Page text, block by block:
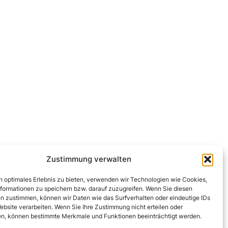
Zustimmung verwalten
optimales Erlebnis zu bieten, verwenden wir Technologien wie Cookies,
zu speichern bzw. darauf zuzugreifen. Wenn Sie diesen
zustimmen, können wir Daten wie das Surfverhalten oder eindeutige IDs
verarbeiten. Wenn Sie Ihre Zustimmung nicht erteilen oder
können bestimmte Merkmale und Funktionen beeinträchtigt werden.